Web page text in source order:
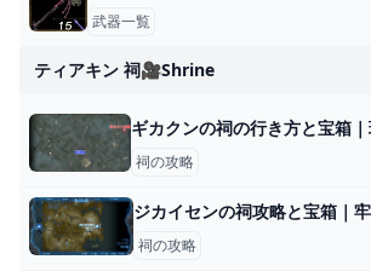
武器一覧
ティアキン 祠🎥shrine
祠の攻略
ジカイセンの祠攻略と宝箱｜
祠の攻略